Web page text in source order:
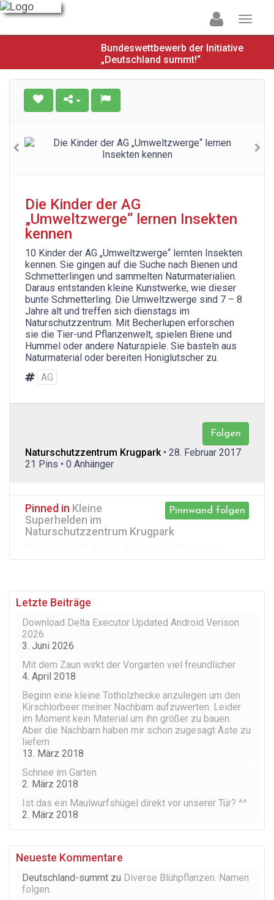
Bundeswettbewerb der Initiative
„Deutschland summt!“
Die Kinder der AG
„Umweltzwerge“ lernen Insekten
kennen
10 Kinder der AG „Umweltzwerge“ lernten Insekten
kennen. Sie gingen auf die Suche nach Bienen und
Schmetterlingen und sammelten Naturmaterialien.
Daraus entstanden kleine Kunstwerke, wie dieser
bunte Schmetterling. Die Umweltzwerge sind 7 – 8
Jahre alt und treffen sich dienstags im
Naturschutzzentrum. Mit Becherlupen erforschen
sie die Tier-und Pflanzenwelt, spielen Biene und
Hummel oder andere Naturspiele. Sie basteln aus
Naturmaterial oder bereiten Honiglutscher zu.
AG
Folgen
Naturschutzzentrum Krugpark • 28. Februar 2017
21 Pins • 0 Anhänger
Pinnwand folgen
Pinned in Kleine
Superhelden im
Naturschutzzentrum Krugpark
Letzte Beiträge
Download Delta Executor Updated Android Verison
2026
3. Juni 2026
Mit dem Zaun wirkt der Vorgarten viel freundlicher
4. April 2018
Beginn eine kleine Totholzhecke anzulegen um den
Kirschlorbeer meiner Nachbarn aufzuwerten. Leider
im Moment kein Material um ihn größer zu bauen.
Aber die Nachbarn haben mir schon zugesagt Äste zu
liefern
13. März 2018
Schnee im Garten
2. März 2018
Ist das ein Maulwurfshügel direkt vor unserer Tür? ^^
2. März 2018
Neueste Kommentare
Deutschland-summt zu Diverse Blühpflanzen. Namen
folgen.